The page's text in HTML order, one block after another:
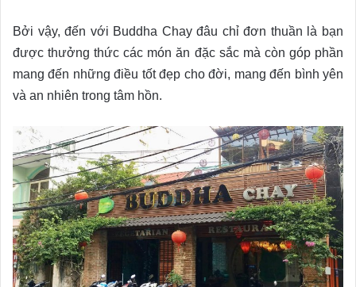
Bởi vậy, đến với Buddha Chay đâu chỉ đơn thuần là bạn
được thưởng thức các món ăn đặc sắc mà còn góp phần
mang đến những điều tốt đẹp cho đời, mang đến bình yên
và an nhiên trong tâm hồn.